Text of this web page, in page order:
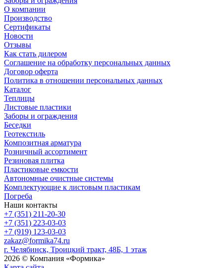
О компании
Производство
Сертификаты
Новости
Отзывы
Как стать дилером
Соглашение на обработку персональных данных
Договор оферта
Политика в отношении персональных данных
Каталог
Теплицы
Листовые пластики
Заборы и ограждения
Беседки
Геотекстиль
Композитная арматура
Розничный ассортимент
Резиновая плитка
Пластиковые емкости
Автономные очистные системы
Комплектующие к листовым пластикам
Погреба
Наши контакты
+7 (351) 211-20-30
+7 (351) 223-03-03
+7 (919) 123-03-03
zakaz@formika74.ru
г. Челябинск, Троицкий тракт, 48Б, 1 этаж
2026 © Компания «Формика»